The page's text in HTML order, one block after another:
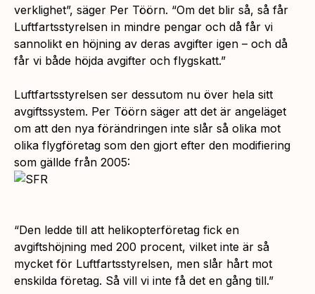
verklighet”, säger Per Töörn. “Om det blir så, så får
Luftfartsstyrelsen in mindre pengar och då får vi
sannolikt en höjning av deras avgifter igen – och då
får vi både höjda avgifter och flygskatt.”
Luftfartsstyrelsen ser dessutom nu över hela sitt
avgiftssystem. Per Töörn säger att det är angeläget
om att den nya förändringen inte slår så olika mot
olika flygföretag som den gjort efter den modifiering
som gällde från 2005:
“Den ledde till att helikopterföretag fick en
avgiftshöjning med 200 procent, vilket inte är så
mycket för Luftfartsstyrelsen, men slår hårt mot
enskilda företag. Så vill vi inte få det en gång till.”